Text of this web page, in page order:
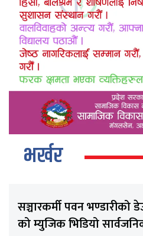
भर्खर
सञ्चारकर्मी पवन भण्डारीको
को म्युजिक भिडियो